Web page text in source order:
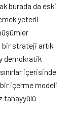
burada da eski
yeterli
bir strateji artık
demokratik
içerisinde
bir içerme modeli
tahayyülü